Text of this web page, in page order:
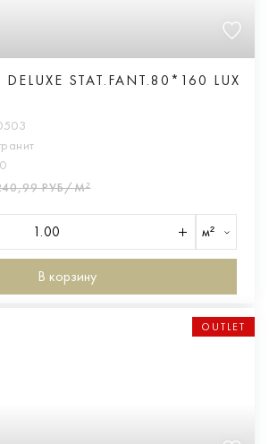
STAT.FANT.80*160 LUX
РУБ/М²
м²
В корзину
OUTLET